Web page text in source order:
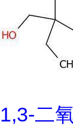
1,3-二